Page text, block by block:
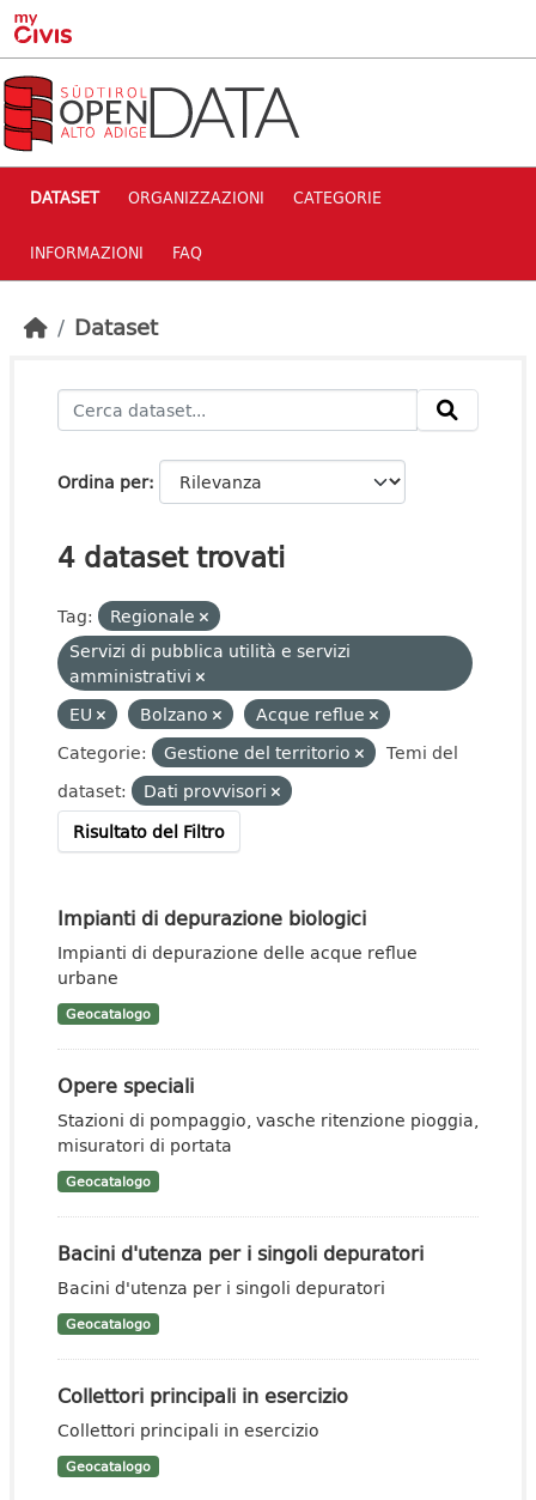
Skip to main content
DATASET ORGANIZZAZIONI CATEGORIE
INFORMAZIONI FAQ
Dataset
Ordina per
4 dataset trovati
Tag:
Regionale
Servizi di pubblica utilità e servizi
amministrativi
EU
Bolzano
Acque reflue
Categorie:
Gestione del territorio
Temi del
dataset:
Dati provvisori
Risultato del Filtro
Impianti di depurazione biologici
Impianti di depurazione delle acque reflue
urbane
Geocatalogo
Opere speciali
Stazioni di pompaggio, vasche ritenzione pioggia,
misuratori di portata
Geocatalogo
Bacini d'utenza per i singoli depuratori
Bacini d'utenza per i singoli depuratori
Geocatalogo
Collettori principali in esercizio
Collettori principali in esercizio
Geocatalogo